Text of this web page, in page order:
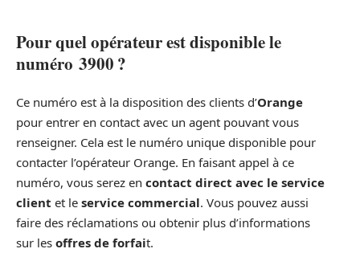
Pour quel opérateur est disponible le
numéro 3900 ?
Ce numéro est à la disposition des clients d’Orange
pour entrer en contact avec un agent pouvant vous
renseigner. Cela est le numéro unique disponible pour
contacter l’opérateur Orange. En faisant appel à ce
numéro, vous serez en contact direct avec le service
client et le service commercial. Vous pouvez aussi
faire des réclamations ou obtenir plus d’informations
sur les offres de forfait.